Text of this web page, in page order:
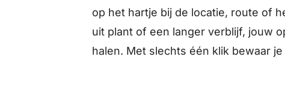
op het hartje bij de locatie, route of
uit plant of een langer verblijf, jouw
halen. Met slechts één klik bewaar